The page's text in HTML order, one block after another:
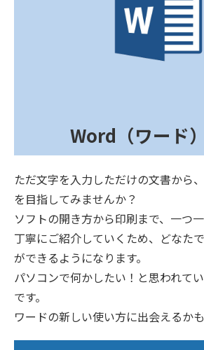
Word（ワード
ただ文字を入力しただけの文書から
を目指してみませんか？
ソフトの開き方から印刷まで、一つ
丁寧にご紹介していくため、どなた
ができるようになります。
パソコンで何かしたい！と思われて
です。
ワードの新しい使い方に出会えるか